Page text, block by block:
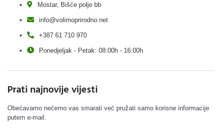
Mostar, Bišće polje bb
info@volimoprirodno.net
+387 61 710 970
Ponedjeljak - Petak: 08:00h - 16:00h
Prati najnovije vijesti
Obećavamo nećemo vas smarati već pružati samo korisne informacije
putem e-mail.